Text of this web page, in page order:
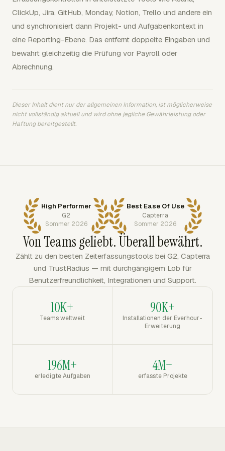
ClickUp, Jira, GitHub, Monday, Notion, Trello und andere ein
und synchronisiert dann Projekt- und Aufgabenkontext in
eine Reporting-Ebene. Das entfernt doppelte Eingaben und
bewahrt gleichzeitig die Prüfung vor Payroll oder
Abrechnung.
Dieser Inhalt dient nur der allgemeinen Information, ist möglicherweise
nicht vollständig aktuell und wird ohne jegliche Gewährleistung oder
Haftung bereitgestellt.
High Performer
G2
Sommer 2026
Best Ease Of Use
Capterra
Sommer 2026
Von Teams geliebt. Überall bewährt.
Zählt zu den besten Zeiterfassungstools bei G2, Capterra
und TrustRadius — mit durchgängigem Lob für
Benutzerfreundlichkeit, Integrationen und Support.
10K+
Teams weltweit
90K+
Installationen der Everhour-
Erweiterung
196M+
erledigte Aufgaben
4M+
erfasste Projekte